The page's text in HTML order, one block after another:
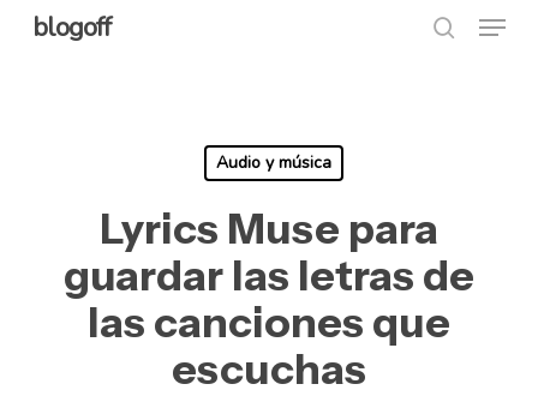
Skipblogoff Menu
Audio y música
Lyrics Muse para
guardar las letras de
las canciones que
escuchas